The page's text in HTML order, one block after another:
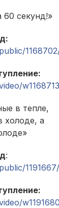
60 секунд!»
в тепле,
холоде, а
:
1191667/